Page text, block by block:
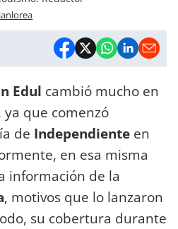
Edul cambió mucho en
que comenzó
de Independiente en
en esa misma
información de la
, motivos que lo lanzaron
su cobertura durante